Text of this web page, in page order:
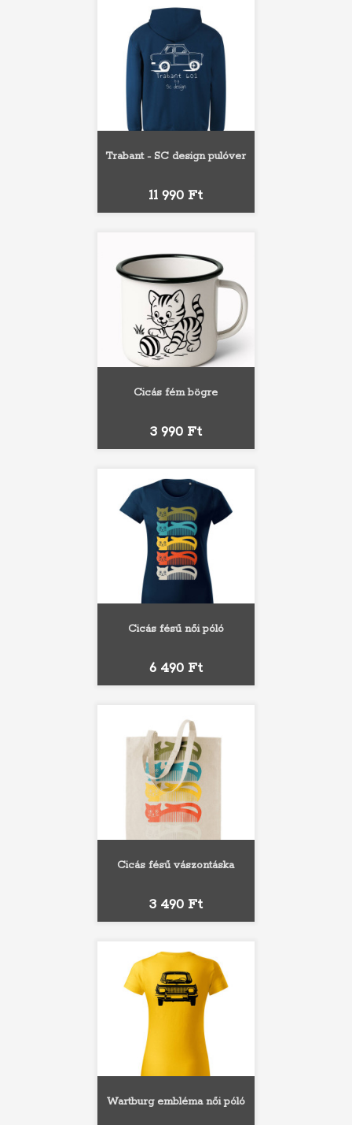
Trabant - SC design pulóver
Ár
11 990 Ft
Cicás fém bögre
Ár
3 990 Ft
Cicás fésű női póló
Ár
6 490 Ft
Cicás fésű vászontáska
Ár
3 490 Ft
Wartburg embléma női póló